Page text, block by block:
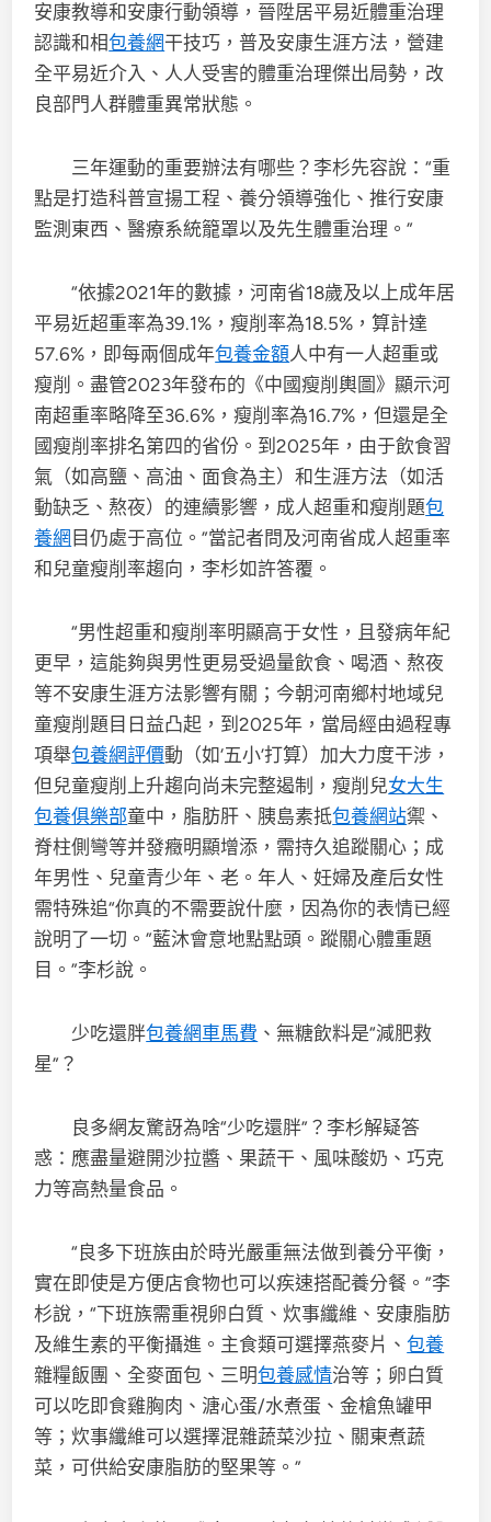
安康教導和安康行動領導，晉陞居平易近體重治理
認識和相包養網干技巧，普及安康生涯方法，營建
全平易近介入、人人受害的體重治理傑出局勢，改
良部門人群體重異常狀態。
三年運動的重要辦法有哪些？李杉先容說：“重
點是打造科普宣揚工程、養分領導強化、推行安康
監測東西、醫療系統籠罩以及先生體重治理。”
“依據2021年的數據，河南省18歲及以上成年居
平易近超重率為39.1%，瘦削率為18.5%，算計達
57.6%，即每兩個成年包養金額人中有一人超重或
瘦削。盡管2023年發布的《中國瘦削輿圖》顯示河
南超重率略降至36.6%，瘦削率為16.7%，但還是全
國瘦削率排名第四的省份。到2025年，由于飲食習
氣（如高鹽、高油、面食為主）和生涯方法（如活
動缺乏、熬夜）的連續影響，成人超重和瘦削題包
養網 目仍處于高位。”當記者問及河南省成人超重率
和兒童瘦削率趨向，李杉如許答覆。
“男性超重和瘦削率明顯高于女性，且發病年紀
更早，這能夠與男性更易受過量飲食、喝酒、熬夜
等不安康生涯方法影響有關；今朝河南鄉村地域兒
童瘦削題目日益凸起，到2025年，當局經由過程專
項舉包養網評價動（如‘五小’打算）加大力度干涉，
但兒童瘦削上升趨向尚未完整遏制，瘦削兒女大生
包養俱樂部童中，脂肪肝、胰島素抵包養網站禦、
脊柱側彎等并發癥明顯增添，需持久追蹤關心；成
年男性、兒童青少年、老。年人、妊婦及產后女性
需特殊追“你真的不需要說什麼，因為你的表情已經
說明了一切。”藍沐會意地點點頭。蹤關心體重題
目。”李杉說。
少吃還胖包養網車馬費 、無糖飲料是“減肥救
星”？
良多網友驚訝為啥“少吃還胖”？李杉解疑答
惑：應盡量避開沙拉醬、果蔬干、風味酸奶、巧克
力等高熱量食品。
“良多下班族由於時光嚴重無法做到養分平衡，
實在即使是方便店食物也可以疾速搭配養分餐。”李
杉說，“下班族需重視卵白質、炊事纖維、安康脂肪
及維生素的平衡攝進。主食類可選擇燕麥片、包養
雜糧飯團、全麥面包、三明包養感情治等；卵白質
可以吃即食雞胸肉、溏心蛋/水煮蛋、金槍魚罐甲
等；炊事纖維可以選擇混雜蔬菜沙拉、關東煮蔬
菜，可供給安康脂肪的堅果等。”